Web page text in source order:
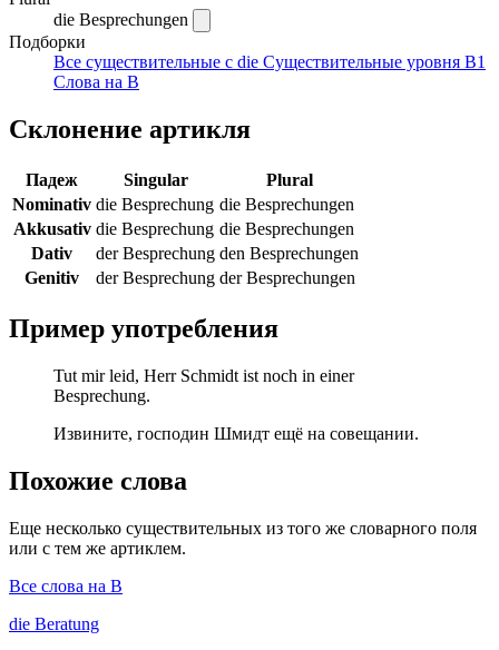
die Besprechungen
Подборки
Все существительные с die Существительные уровня B1
Слова на B
Склонение артикля
Падеж Singular
Plural
Nominativ die Besprechung die Besprechungen
Akkusativ die Besprechung die Besprechungen
Dativ
der Besprechung den Besprechungen
Genitiv
der Besprechung der Besprechungen
Пример употребления
Tut mir leid, Herr Schmidt ist noch in einer
Besprechung.
Извините, господин Шмидт ещё на совещании.
Похожие слова
Еще несколько существительных из того же словарного поля
или с тем же артиклем.
Все слова на B
die Beratung